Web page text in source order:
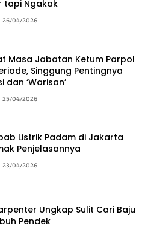
tapi Ngakak
26/04/2026
Masa Jabatan Ketum Parpol
Singgung Pentingnya
dan ‘Warisan’
25/04/2026
Listrik Padam di Jakarta
Penjelasannya
23/04/2026
Ungkap Sulit Cari Baju
Pendek